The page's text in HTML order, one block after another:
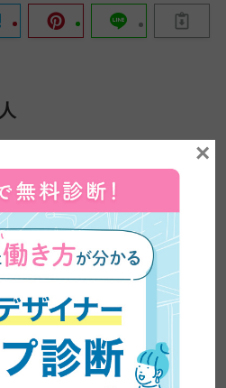
by 日本デザイン 編集部
ンが運営するメディア、
副業・兼業の解禁や普及、
需要の変化など、大きく変
×